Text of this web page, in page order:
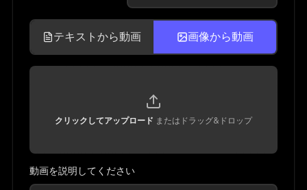
テキストから動画 画像から動画
クリックしてアップロード またはドラッグ&ドロップ
動画を説明してください